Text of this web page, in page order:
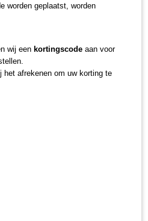
camouflagekleuren:
met Carp Queen Karper
met de gigant die aan de
een lengte van 300 meter
om zelfs de meest
karperreus op te vangen. Kies
Lijn Karper is
in ongekende kracht en
obstakels zonder te breken of
worden geplaatst, worden
wij een kortingscode aan voor
het afrekenen om uw korting te